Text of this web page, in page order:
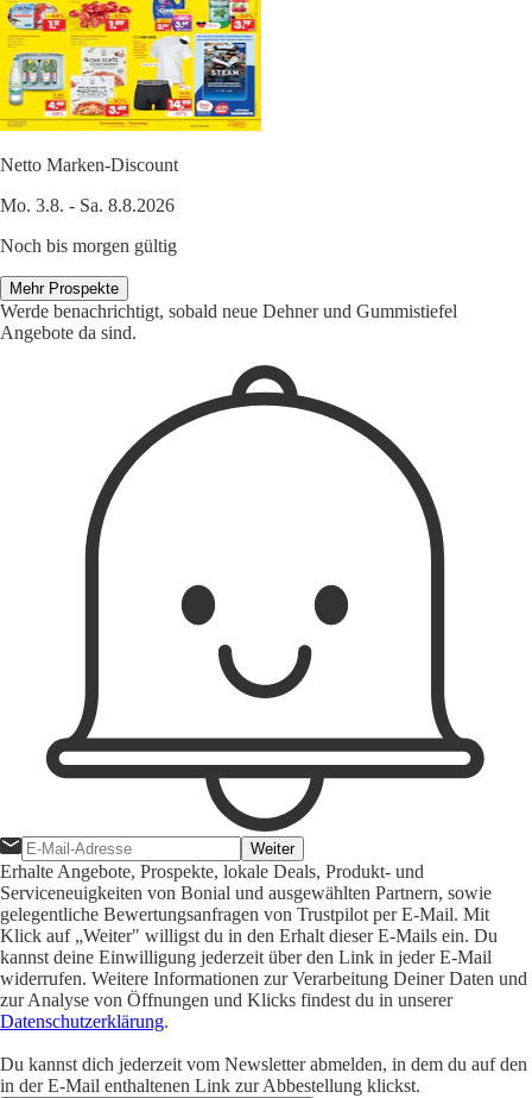
Netto Marken-Discount
Mo. 3.8. - Sa. 8.8.2026
Noch bis morgen gültig
Mehr Prospekte
Werde benachrichtigt, sobald neue Dehner und Gummistiefel
Angebote da sind.
Weiter
Erhalte Angebote, Prospekte, lokale Deals, Produkt- und
Serviceneuigkeiten von Bonial und ausgewählten Partnern, sowie
gelegentliche Bewertungsanfragen von Trustpilot per E-Mail. Mit
Klick auf „Weiter" willigst du in den Erhalt dieser E-Mails ein. Du
kannst deine Einwilligung jederzeit über den Link in jeder E-Mail
widerrufen. Weitere Informationen zur Verarbeitung Deiner Daten und
zur Analyse von Öffnungen und Klicks findest du in unserer
Datenschutzerklärung.
Du kannst dich jederzeit vom Newsletter abmelden, in dem du auf den
in der E-Mail enthaltenen Link zur Abbestellung klickst.